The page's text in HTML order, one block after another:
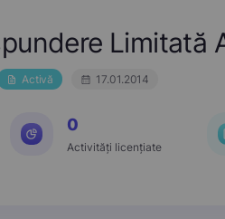
Limitată
Activă 17.01.2014
0
Activități licențiate